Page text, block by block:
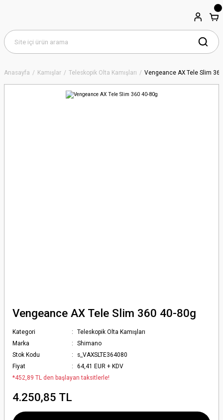
Anasayfa Kamışlar Teleskopik Olta Kamışları Vengeance AX Tele Slim
Vengeance AX Tele Slim 360 40-80g
Kategori
Teleskopik Olta Kamışları
Marka
Shimano
Stok Kodu
s_VAXSLTE364080
Fiyat
64,41 EUR + KDV
*452,89 TL den başlayan taksitlerle!
4.250,85 TL